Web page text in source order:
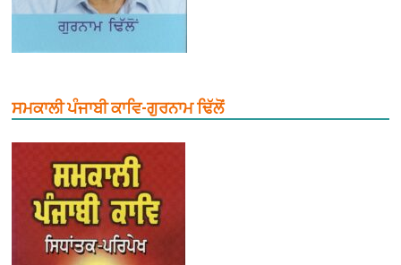
ਸਮਕਾਲੀ ਪੰਜਾਬੀ ਕਾਵਿ-ਗੁਰਨਾਮ ਢਿੱਲੋਂ